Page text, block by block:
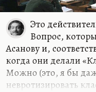
Это
Вопрос,
Асанову и,
когда они делали
Можно (это, я бы
невротизировать